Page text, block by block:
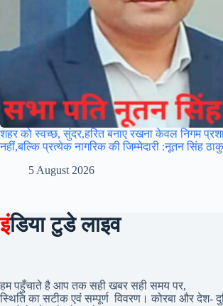
शहर को स्वच्छ, सुंदर,हरित बनाए रखना केवल निगम
नहीं,बल्कि प्रत्येक नागरिक की जिम्मेदारी :नूतन सिंह
5 August 2026
इंडिया टुडे लाइव
हम पहुँचाते है आप तक सही खबर सही समय पर,
स्थिति का सटीक एवं सम्पूर्ण विवरण। कोरबा और देश-